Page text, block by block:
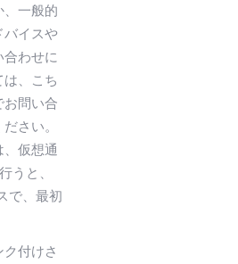
、一般的
バイスや
合わせに
は、こち
お問い合
さい。
、仮想通
と、
で、最初
付けさ